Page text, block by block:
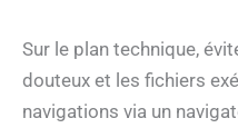
Sur le plan technique,
douteux et les fichiers
navigations via un